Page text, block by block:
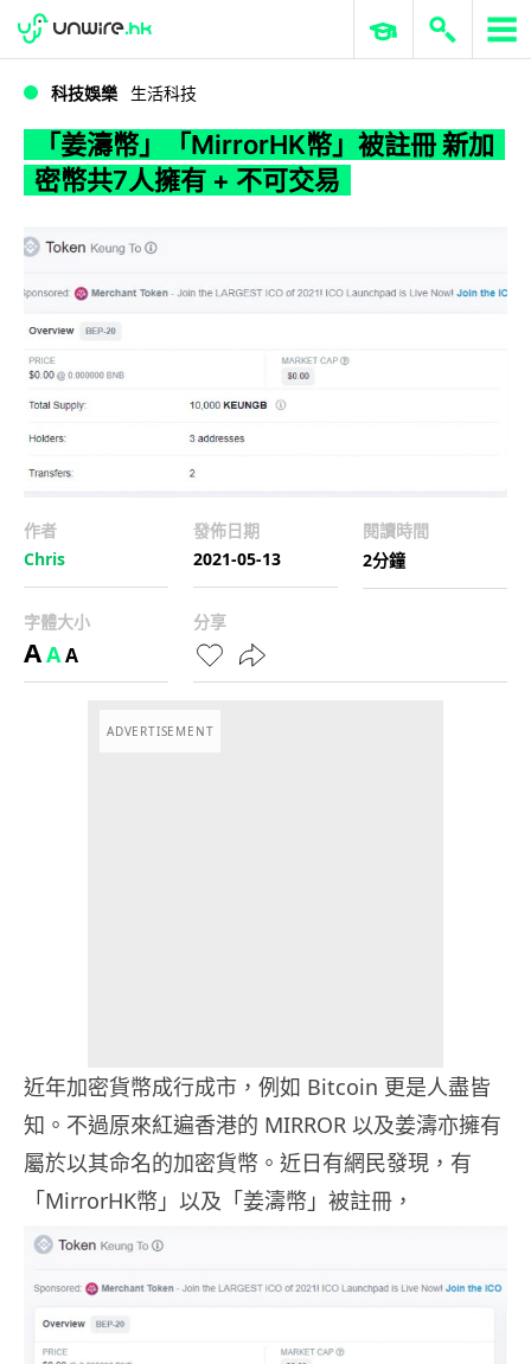
WWDC 2026 ERP 與商業 AI
科技娛樂 生活科技
「姜濤幣」「MirrorHK幣」被註冊 新加
密幣共7人擁有 + 不可交易
作者
Chris
發佈日期
2021-05-13
閱讀時間
2分鐘
字體大小
AAA
分享
ADVERTISEMENT
近年加密貨幣成行成市，例如 Bitcoin 更是人盡皆
知。不過原來紅遍香港的 MIRROR 以及姜濤亦擁有
屬於以其命名的加密貨幣。近日有網民發現，有
「MirrorHK幣」以及「姜濤幣」被註冊，